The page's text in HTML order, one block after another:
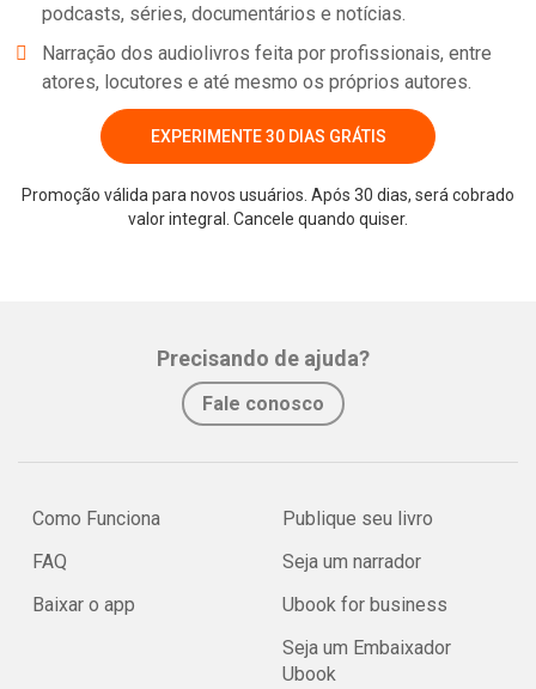
podcasts, séries, documentários e notícias.
Narração dos audiolivros feita por profissionais, entre
atores, locutores e até mesmo os próprios autores.
EXPERIMENTE 30 DIAS GRÁTIS
Promoção válida para novos usuários. Após 30 dias, será cobrado
valor integral. Cancele quando quiser.
Precisando de ajuda?
Fale conosco
Como Funciona
FAQ
Baixar o app
Publique seu livro
Seja um narrador
Ubook for business
Seja um Embaixador
Ubook